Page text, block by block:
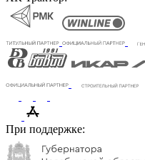
При поддержке: